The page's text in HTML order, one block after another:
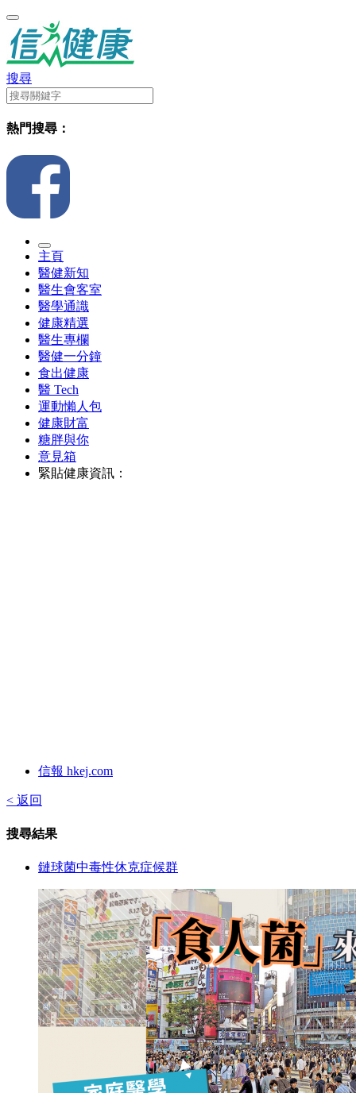
搜尋
熱門搜尋：
主頁
醫健新知
醫生會客室
醫學通識
健康精選
醫生專欄
醫健一分鐘
食出健康
醫 Tech
運動懶人包
健康財富
糖胖與你
意見箱
緊貼健康資訊：
信報 hkej.com
< 返回
搜尋結果
鏈球菌中毒性休克症候群